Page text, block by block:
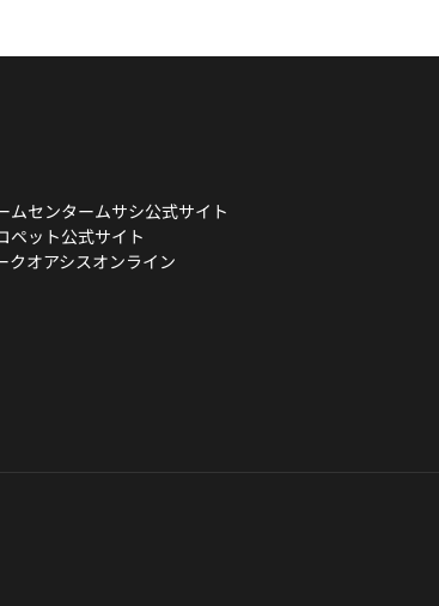
ムセンタームサシ公式サイト
ペット公式サイト
クオアシスオンライン